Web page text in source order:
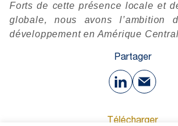
Forts de cette présence locale et
globale, nous avons l’ambition
développement en Amérique
Partager
Télécharger